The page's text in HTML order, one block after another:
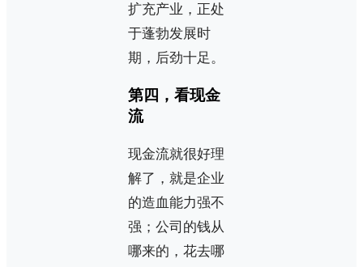
扩充产业，正处
于蓬勃发展时
期，后劲十足。
第四，看现金
流
现金流就很好理
解了，就是企业
的造血能力强不
强；公司的钱从
哪来的，花去哪